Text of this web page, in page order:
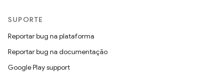
SUPORTE
Reportar bug na plataforma
Reportar bug na documentação
Google Play support